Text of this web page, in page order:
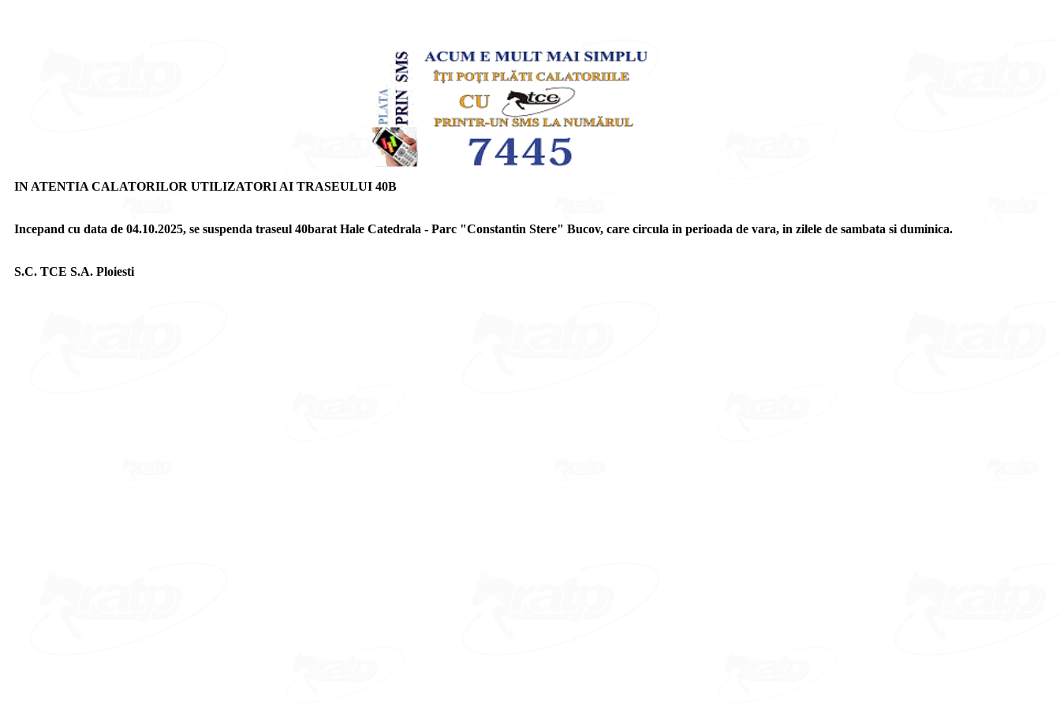
IN ATENTIA CALATORILOR UTILIZATORI AI TRASEULUI 40B
Incepand cu data de 04.10.2025, se suspenda traseul 40barat Hale Catedrala - Parc "Constantin Stere" Bucov, care circula in perioada de vara, in zilele de sambata si duminica.
S.C. TCE S.A. Ploiesti